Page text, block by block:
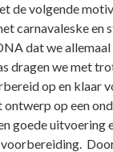
de volgende
carnavaleske en
dat we
dragen we met
op en klaar
op een
goede uitvoering